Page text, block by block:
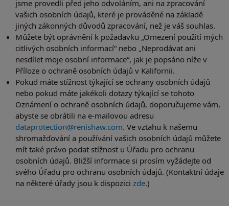
jsme provedli před jeho odvoláním, ani na zpracování
vašich osobních údajů, které je prováděné na základě
jiných zákonných důvodů zpracování, než je váš souhlas.
Můžete být oprávnění k požadavku „Omezení použití mých
citlivých osobních informací“ nebo „Neprodávat ani
nesdílet moje osobní informace“, jak je popsáno níže v
Příloze o ochraně osobních údajů v Kalifornii.
Pokud máte stížnost týkající se ochrany osobních údajů
nebo pokud máte jakékoli dotazy týkající se tohoto
Oznámení o ochraně osobních údajů, doporučujeme vám,
abyste se obrátili na e-mailovou adresu
dataprotection@renishaw.com. Ve vztahu k našemu
shromažďování a používání vašich osobních údajů můžete
mít také právo podat stížnost u Úřadu pro ochranu
osobních údajů. Bližší informace si prosím vyžádejte od
svého Úřadu pro ochranu osobních údajů. (Kontaktní údaje
na některé úřady jsou k dispozici zde.)